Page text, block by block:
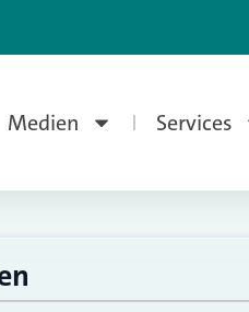
Medien Services